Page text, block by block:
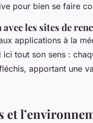
pour bien se faire
les sites de
applications à la
tout son sens :
apportant une
et